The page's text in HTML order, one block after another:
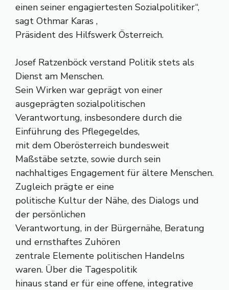
einen seiner engagiertesten Sozialpolitiker“,
sagt Othmar Karas ,
Präsident des Hilfswerk Österreich.
Josef Ratzenböck verstand Politik stets als
Dienst am Menschen.
Sein Wirken war geprägt von einer
ausgeprägten sozialpolitischen
Verantwortung, insbesondere durch die
Einführung des Pflegegeldes,
mit dem Oberösterreich bundesweit
Maßstäbe setzte, sowie durch sein
nachhaltiges Engagement für ältere Menschen.
Zugleich prägte er eine
politische Kultur der Nähe, des Dialogs und
der persönlichen
Verantwortung, in der Bürgernähe, Beratung
und ernsthaftes Zuhören
zentrale Elemente politischen Handelns
waren. Über die Tagespolitik
hinaus stand er für eine offene, integrative